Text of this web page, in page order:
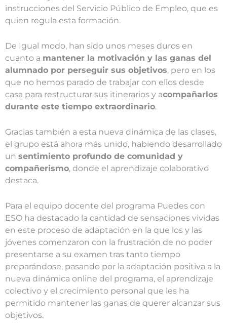
instrucciones del Servicio Público de Empleo, que es
quien regula esta formación.
De Igual modo, han sido unos meses duros en
cuanto a mantener la motivación y las ganas del
alumnado por perseguir sus objetivos, pero en los
que no hemos parado de trabajar con ellos desde
casa para restructurar sus itinerarios y acompañarlos
durante este tiempo extraordinario.
Gracias también a esta nueva dinámica de las clases,
el grupo está ahora más unido, habiendo desarrollado
un sentimiento profundo de comunidad y
compañerismo, donde el aprendizaje colaborativo
destaca.
Para el equipo docente del programa Puedes con
ESO ha destacado la cantidad de sensaciones vividas
en este proceso de adaptación en la que los y las
jóvenes comenzaron con la frustración de no poder
presentarse a su examen tras tanto tiempo
preparándose, pasando por la adaptación positiva a la
nueva dinámica online del programa, el aprendizaje
colectivo y el crecimiento personal que les ha
permitido mantener las ganas de querer alcanzar sus
objetivos.